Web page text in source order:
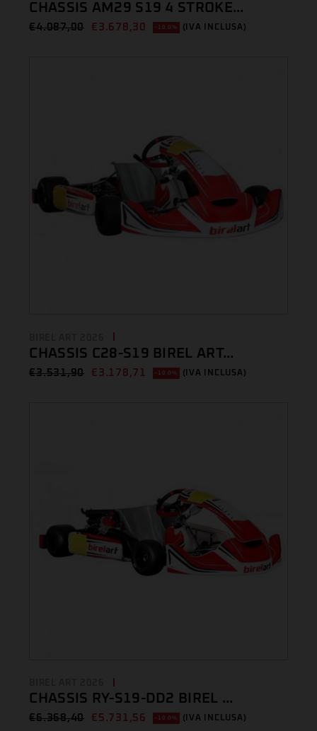
CHASSIS AM29 S19 4 STROKE...
€4.087,00 € 3.678,30 -10.0% (IVA INCLUSA)
CHASSIS C28-S19 BIREL ART...
€3.531,90 € 3.178,71 -10.0% (IVA INCLUSA)
CHASSIS RY-S19-DD2 BIREL ...
€6.368,40 € 5.731,56 -10.0% (IVA INCLUSA)